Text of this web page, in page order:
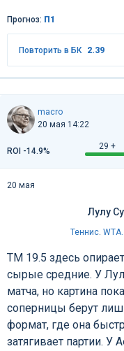
Прогноз: П1
Повторить в БК 2.39
macro
20 мая 14:22
29 +
ROI -14.9%
Лулу
20 мая
Теннис.
ТМ 19.5 здесь
сырые средние. У
матча, но картина
соперницы берут
формат, где она
затягивает партии.